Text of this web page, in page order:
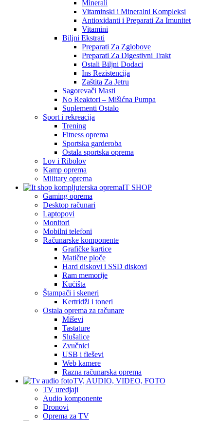
Minerali
Vitaminski i Mineralni Kompleksi
Antioxidanti i Preparati Za Imunitet
Vitamini
Biljni Ekstrati
Preparati Za Zglobove
Preparati Za Digestivni Trakt
Ostali Biljni Dodaci
Ins Rezistencija
Zaštita Za Jetru
Sagorevači Masti
No Reaktori – Mišićna Pumpa
Suplementi Ostalo
Sport i rekreacija
Trening
Fitness oprema
Sportska garderoba
Ostala sportska oprema
Lov i Ribolov
Kamp oprema
Military oprema
IT SHOP
Gaming oprema
Desktop računari
Laptopovi
Monitori
Mobilni telefoni
Računarske komponente
Grafičke kartice
Matične ploče
Hard diskovi i SSD diskovi
Ram memorije
Kućišta
Štampači i skeneri
Kertridži i toneri
Ostala oprema za računare
Miševi
Tastature
Slušalice
Zvučnici
USB i fleševi
Web kamere
Razna računarska oprema
TV, AUDIO, VIDEO, FOTO
TV uredjaji
Audio komponente
Dronovi
Oprema za TV